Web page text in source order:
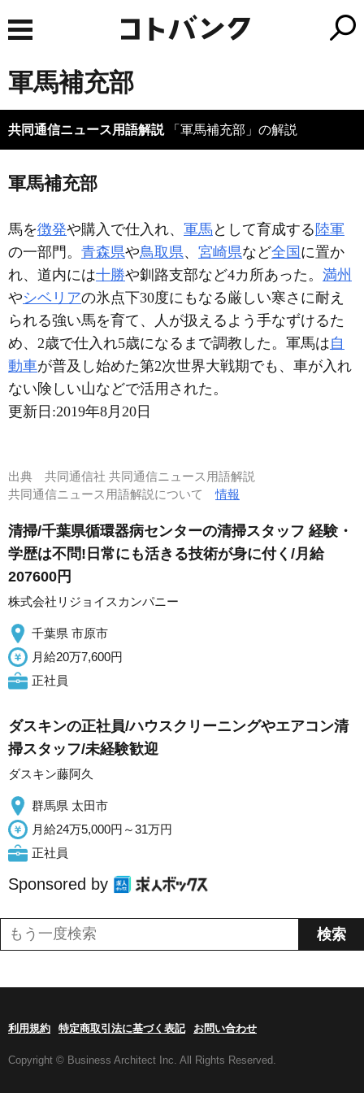
軍馬補充部
共同通信ニュース用語解説「軍馬補充部」の解説
軍馬補充部
馬を徴発や購入で仕入れ、 軍馬 として育成する 陸軍
の一部門。 青森県や鳥取県、 宮崎県など全国 に置か
れ、道内には十勝や釧路支部など4カ所あった。 満州
やシベリアの氷点下30度にもなる厳しい寒さに耐え
られる強い馬を育て、人が扱えるよう手なずけるた
め、2歳で仕入れ5歳になるまで調教した。軍馬は自
動車が普及し始めた第2次世界大戦期でも、車が入れ
ない険しい山などで活用された。
更新日:2019年8月20日
出典 共同通信社 共同通信ニュース用語解説
共同通信ニュース用語解説について情報
清掃/千葉県循環器病センターの清掃スタッフ 経験・
学歴は不問!日常にも活きる技術が身に付く/月給
207600円
株式会社リジョイスカンパニー
千葉県 市原市
月給20万7,600円
正社員
ダスキンの正社員/ハウスクリーニングやエアコン清
掃スタッフ/未経験歓迎
ダスキン藤阿久
群馬県 太田市
月給24万5,000円～31万円
正社員
Sponsored by
利用規約 特定商取引法に基づく表記 お問い合わせ
Copyright © Business Architect Inc. All Rights Reserved.